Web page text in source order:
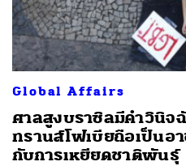
Global Affairs
ศาลสูงบราซิลมีคำวินิจ
ทรานส์โฟเบียถือเป็นอ
กับการเหยียดชาติพันธุ์
ค้นหา
SHARE TWEET